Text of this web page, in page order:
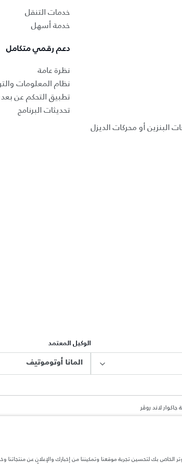
البنزين أو محركات الديزل
خدمات التنقل
خدمة أسهل
دعم رقمي متكامل
نظرة عامة
نظام المعلومات
تطبيق التحكم عن بعد
تحديثات البرنامج
الوكيل المعتمد
المانا أوتوموتيف
جاكوار لاند روڤر
الخاص بك لتحسين تجربة موقعنا وتمكيننا من إخبارك والإعلان عن